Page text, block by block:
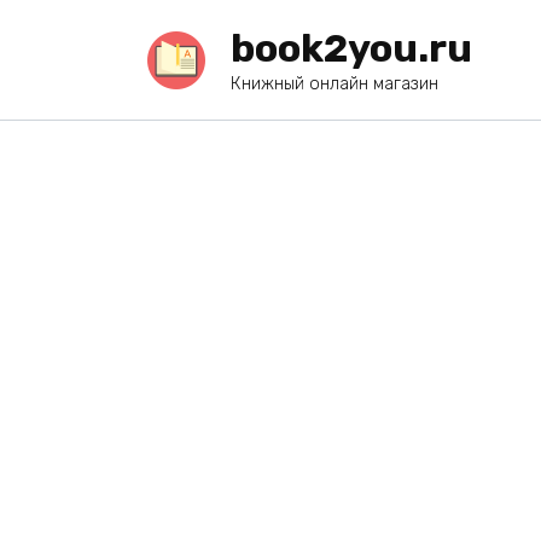
book2you.ru
Книжный онлайн магазин